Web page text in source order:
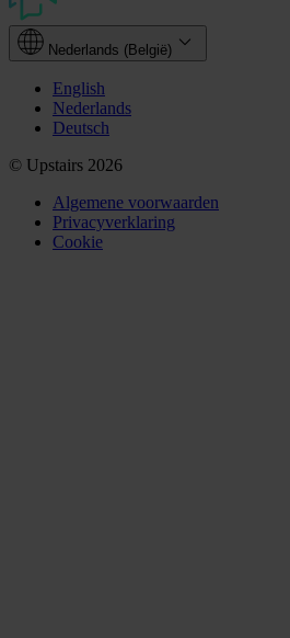
Nederlands (België)
English
Nederlands
Deutsch
© Upstairs 2026
Algemene voorwaarden
Privacyverklaring
Cookie